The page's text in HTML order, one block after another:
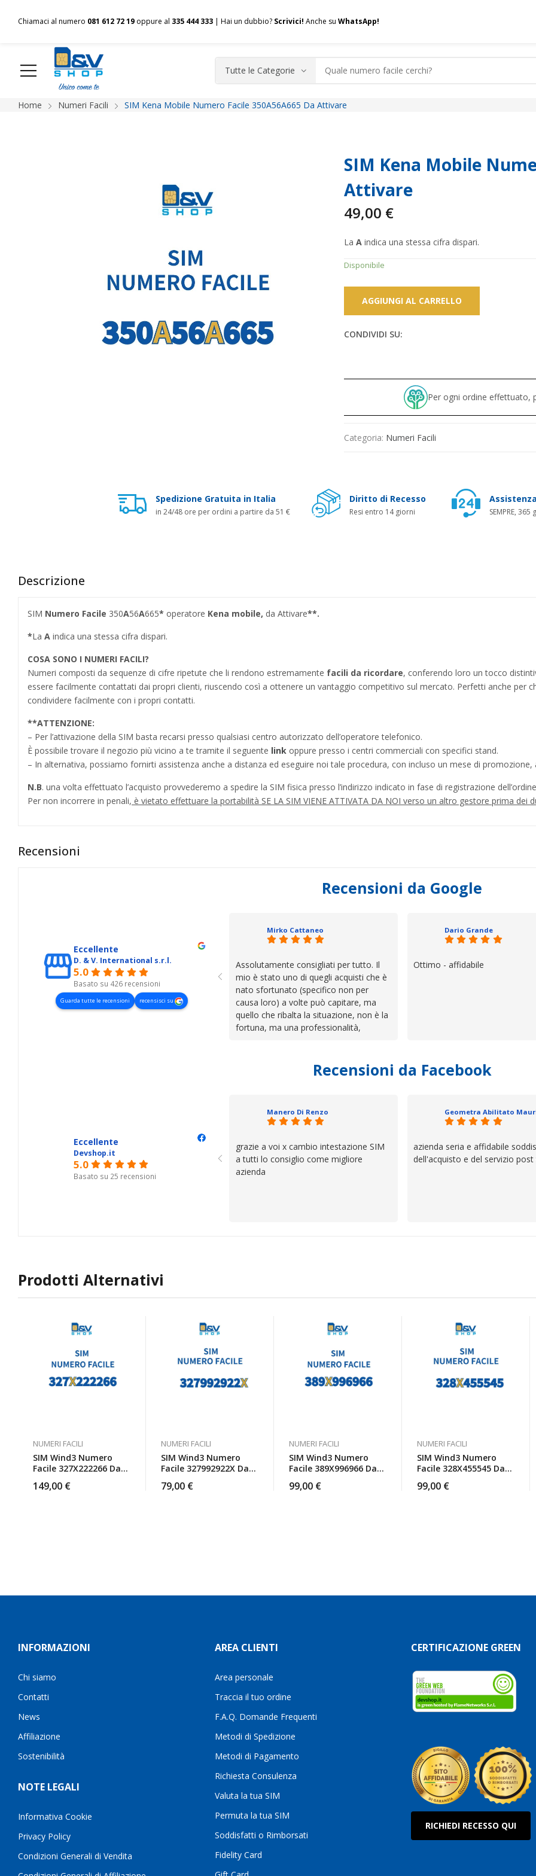
Chiamaci al numero 081 612 72 19 oppure al 335 444 333 | Hai un dubbio? Scrivici! Anche su WhatsApp!
HOME Chi siamo Shop Spedizioni Pagamenti F.A.Q. Contatti
Home Numeri Facili SIM Kena Mobile Numero Facile 350A56A665 Da Attivare
SIM Kena Mobile
Attivare
49,00 €
La A indica una stessa cifra dispari.
Disponibile
AGGIUNGI AL CARRELLO
CONDIVIDI SU:
Per ogni ordine effettuato,
Categoria: Numeri Facili
Spedizione Gratuita in Italia
in 24/48 ore per ordini a partire da 51 €
Diritto di Recesso
Resi entro 14 giorni SEMPRE, 365
Descrizione
SIM Numero Facile 350A56A665* operatore Kena mobile, da Attivare**.
*La A indica una stessa cifra dispari.
COSA SONO I NUMERI FACILI?
Numeri composti da sequenze di cifre ripetute che li rendono estremamente facili da ricordare, conferendo loro un tocco
essere facilmente contattati dai propri clienti, riuscendo così a ottenere un vantaggio competitivo sul mercato. Perfetti anche per
condividere facilmente con i propri contatti.
**ATTENZIONE:
– Per l’attivazione della SIM basta recarsi presso qualsiasi centro autorizzato dell’operatore telefonico.
È possibile trovare il negozio più vicino a te tramite il seguente link oppure presso i centri commerciali con specifici stand.
– In alternativa, possiamo fornirti assistenza anche a distanza ed eseguire noi tale procedura, con incluso un mese di promozione,
N.B. una volta effettuato l’acquisto provvederemo a spedire la SIM fisica presso l’indirizzo indicato in fase di registrazione
Per non incorrere in penali, è vietato effettuare la portabilità SE LA SIM VIENE ATTIVATA DA NOI verso un altro gestore prima dei
Recensioni
Recensioni da Google
Eccellente
D. & V. International s.r.l.
5.0
Basato su 426 recensioni
Guarda tutte le recensioni recensisci su
Mirko Cattaneo
Assolutamente consigliati per tutto. Il
mio è stato uno di quegli acquisti che è
nato sfortunato (specifico non per
causa loro) a volte può capitare, ma
quello che ribalta la situazione, non è la
fortuna, ma una professionalità,
cose. Be', io qui è proprio quello che ho
trovato, un atteggiamento che va oltre
se avete bisogno siete in ottime mani.
Dario Grande
Ottimo - affidabile
Recensioni da Facebook
Eccellente
Devshop.it
5.0
Basato su 25 recensioni
Manero Di Renzo
grazie a voi x cambio intestazione SIM
a tutti lo consiglio come migliore
azienda
azienda seria e affidabile
dell'acquisto e del servizio post
Prodotti Alternativi
NUMERI FACILI
SIM Wind3 Numero
Facile 327X222266 Da
149,00 €
NUMERI FACILI
SIM Wind3 Numero
Facile 327992922X Da
79,00 €
NUMERI FACILI
SIM Wind3 Numero
Facile 389X996966 Da
99,00 €
NUMERI FACILI
SIM Wind3 Numero
Facile 328X455545 Da
99,00 €
INFORMAZIONI
Chi siamo
Contatti
News
Affiliazione
Sostenibilità
NOTE LEGALI
Informativa Cookie
Privacy Policy
Condizioni Generali di Vendita
AREA CLIENTI
Area personale
Traccia il tuo ordine
F.A.Q. Domande Frequenti
Metodi di Spedizione
Metodi di Pagamento
Richiesta Consulenza
Valuta la tua SIM
Permuta la tua SIM
Soddisfatti o Rimborsati
Fidelity Card
CERTIFICAZIONE GREEN
RICHIEDI RECESSO QUI